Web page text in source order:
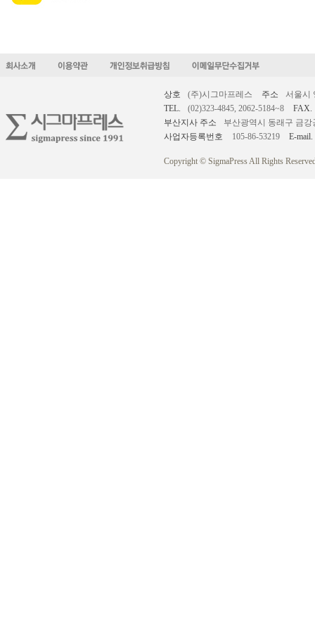
상호 (주)시그마프레스 주소
서울시
TEL.
(02)323-4845, 2062-5184~8
FAX.
부산지사 주소
부산광역시 동래구 금강
사업자등록번호
105-86-53219 E-mail.
Copyright © SigmaPress All Rights